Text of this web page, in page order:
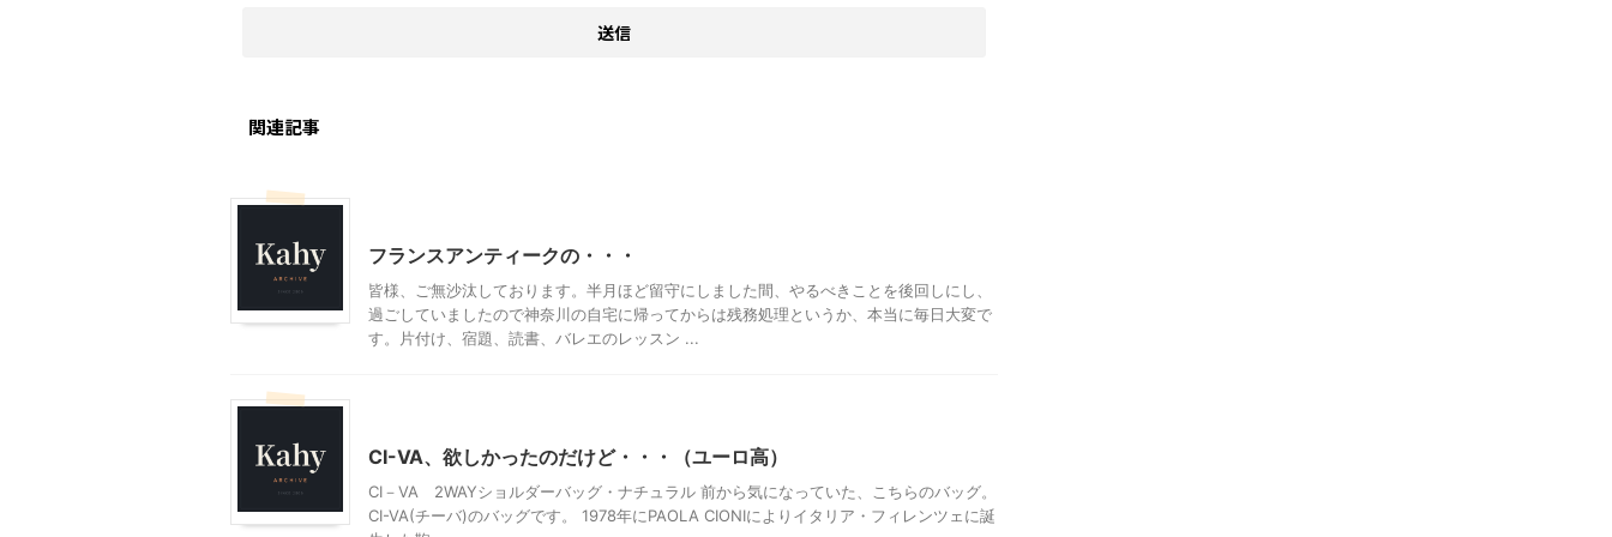
関連記事
フランスアンティークの・・・
皆様、ご無沙汰しております。半月ほど留守にしました間、やるべきことを後回しにし、
過ごしていましたので神奈川の自宅に帰ってからは残務処理というか、本当に毎日大変で
す。片付け、宿題、読書、バレエのレッスン ...
CI-VA、欲しかったのだけど・・・（ユーロ高）
CI－VA 2WAYショルダーバッグ・ナチュラル 前から気になっていた、こちらのバッグ。
CI-VA(チーバ)のバッグです。 1978年にPAOLA CIONIによりイタリア・フィレンツェに誕